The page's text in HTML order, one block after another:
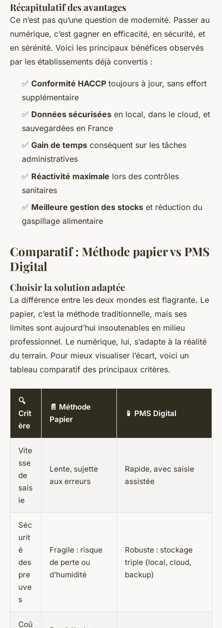
Récapitulatif des avantages
Ce n’est pas qu’une question de modernité. Passer au
numérique, c’est gagner en efficacité, en sécurité, et
en sérénité. Voici les principaux bénéfices observés
par les établissements déjà convertis :
✅ Conformité HACCP toujours à jour, sans effort
supplémentaire
✅ Données sécurisées en local, dans le cloud, et
sauvegardées en France
✅ Gain de temps conséquent sur les tâches
administratives
✅ Réactivité maximale lors des contrôles
sanitaires
✅ Meilleure gestion des stocks et réduction du
gaspillage alimentaire
Comparatif : Méthode papier vs PMS
Digital
Choisir la solution adaptée
La différence entre les deux mondes est flagrante. Le
papier, c’est la méthode traditionnelle, mais ses
limites sont aujourd’hui insoutenables en milieu
professionnel. Le numérique, lui, s’adapte à la réalité
du terrain. Pour mieux visualiser l’écart, voici un
tableau comparatif des principaux critères.
🔍
Crit
ère
📄 Méthode
Papier
📱 PMS Digital
Vite
sse
de
sais
ie
Lente, sujette
aux erreurs
Rapide, avec saisie
assistée
Séc
urit
é
des
pre
uve
s
Fragile : risque
de perte ou
d’humidité
Robuste : stockage
triple (local, cloud,
backup)
Coû